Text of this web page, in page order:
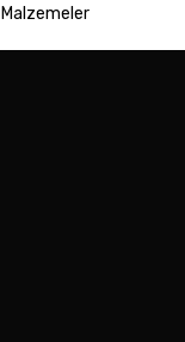
Malzemeler